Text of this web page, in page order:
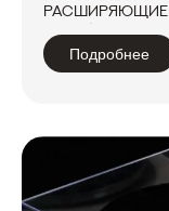
линейку
систем
R-60M стала
Подробнее